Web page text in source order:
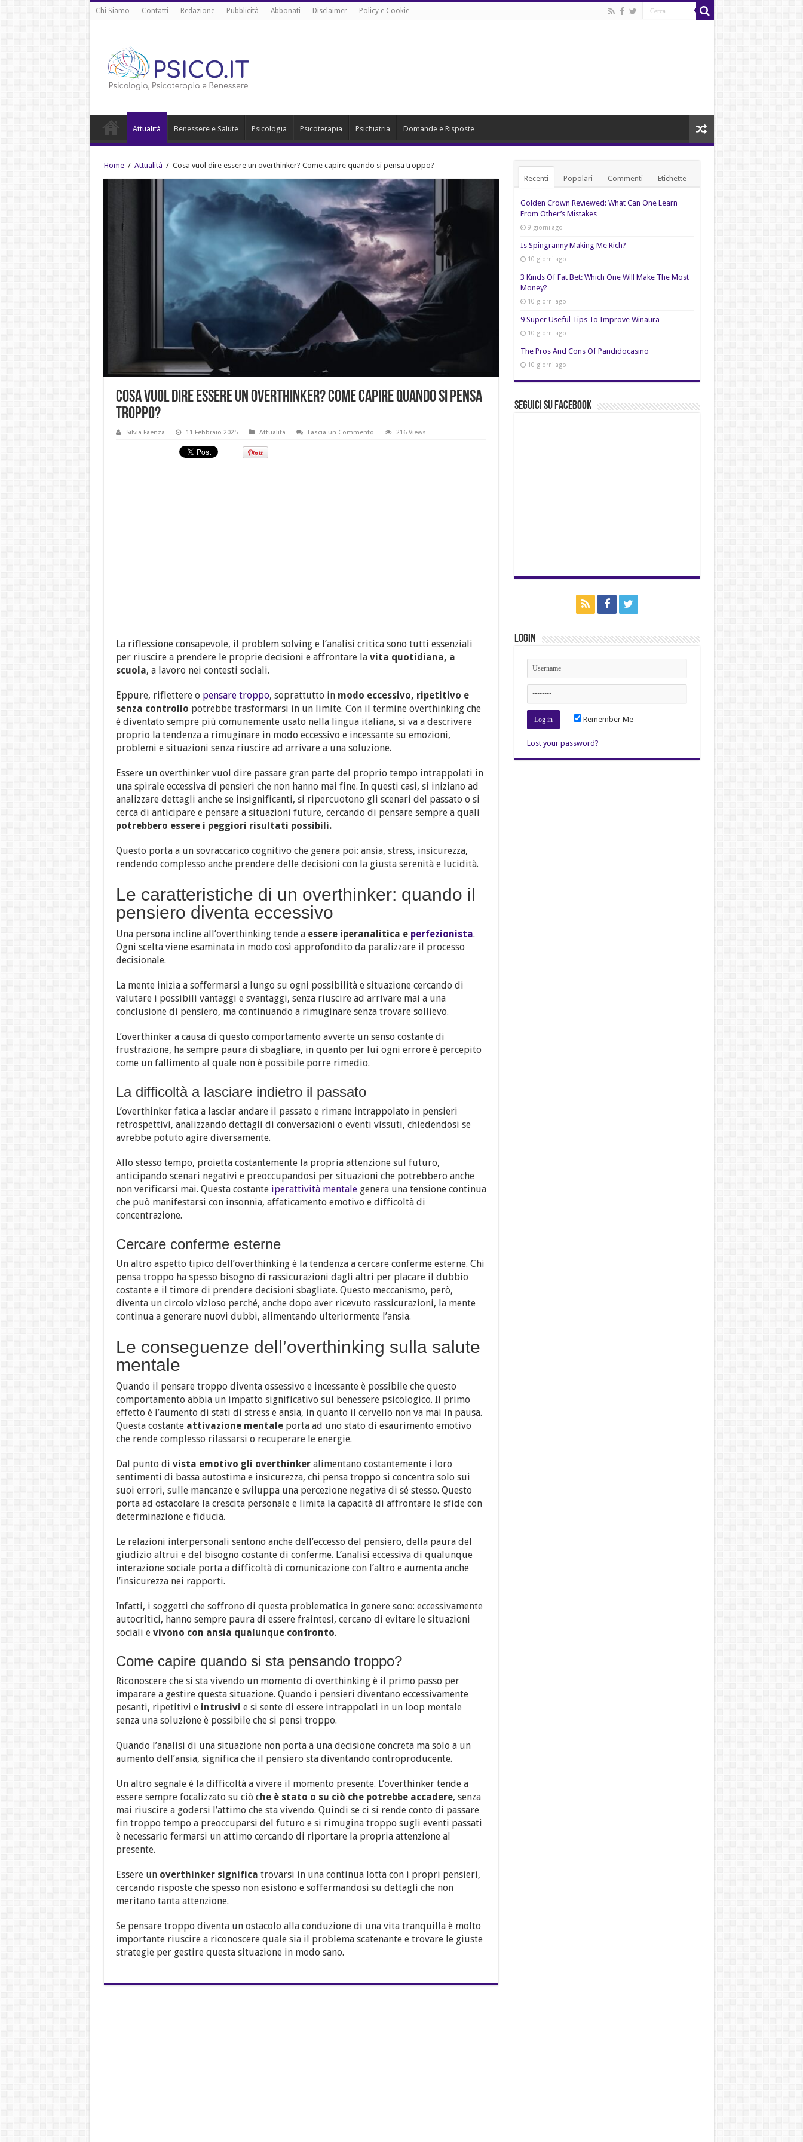
Chi Siamo Contatti Redazione Pubblicità Abbonati Disclaimer Policy e Cookie
Attualità Benessere e Salute Psicologia Psicoterapia Psichiatria Domande e Risposte
Home / Attualità / Cosa vuol dire essere un overthinker? Come capire quando si pensa troppo?
Cosa vuol dire essere un overthinker? Come capire quando si pensa
troppo?
Silvia Faenza 11 Febbraio 2025 Attualità Lascia un Commento 216 Views
La riflessione consapevole, il problem solving e l’analisi critica sono tutti essenziali
per riuscire a prendere le proprie decisioni e affrontare la vita quotidiana, a
scuola, a lavoro nei contesti sociali.
Eppure, riflettere o pensare troppo, soprattutto in modo eccessivo, ripetitivo e
senza controllo potrebbe trasformarsi in un limite. Con il termine overthinking che
è diventato sempre più comunemente usato nella lingua italiana, si va a descrivere
proprio la tendenza a rimuginare in modo eccessivo e incessante su emozioni,
problemi e situazioni senza riuscire ad arrivare a una soluzione.
Essere un overthinker vuol dire passare gran parte del proprio tempo intrappolati in
una spirale eccessiva di pensieri che non hanno mai fine. In questi casi, si iniziano ad
analizzare dettagli anche se insignificanti, si ripercuotono gli scenari del passato o si
cerca di anticipare e pensare a situazioni future, cercando di pensare sempre a quali
potrebbero essere i peggiori risultati possibili.
Questo porta a un sovraccarico cognitivo che genera poi: ansia, stress, insicurezza,
rendendo complesso anche prendere delle decisioni con la giusta serenità e lucidità.
Le caratteristiche di un overthinker: quando il
pensiero diventa eccessivo
Una persona incline all’overthinking tende a essere iperanalitica e perfezionista.
Ogni scelta viene esaminata in modo così approfondito da paralizzare il processo
decisionale.
La mente inizia a soffermarsi a lungo su ogni possibilità e situazione cercando di
valutare i possibili vantaggi e svantaggi, senza riuscire ad arrivare mai a una
conclusione di pensiero, ma continuando a rimuginare senza trovare sollievo.
L’overthinker a causa di questo comportamento avverte un senso costante di
frustrazione, ha sempre paura di sbagliare, in quanto per lui ogni errore è percepito
come un fallimento al quale non è possibile porre rimedio.
La difficoltà a lasciare indietro il passato
L’overthinker fatica a lasciar andare il passato e rimane intrappolato in pensieri
retrospettivi, analizzando dettagli di conversazioni o eventi vissuti, chiedendosi se
avrebbe potuto agire diversamente.
Allo stesso tempo, proietta costantemente la propria attenzione sul futuro,
anticipando scenari negativi e preoccupandosi per situazioni che potrebbero anche
non verificarsi mai. Questa costante iperattività mentalegenera una tensione continua
che può manifestarsi con insonnia, affaticamento emotivo e difficoltà di
concentrazione.
Cercare conferme esterne
Un altro aspetto tipico dell’overthinking è la tendenza a cercare conferme esterne. Chi
pensa troppo ha spesso bisogno di rassicurazioni dagli altri per placare il dubbio
costante e il timore di prendere decisioni sbagliate. Questo meccanismo, però,
diventa un circolo vizioso perché, anche dopo aver ricevuto rassicurazioni, la mente
continua a generare nuovi dubbi, alimentando ulteriormente l’ansia.
Le conseguenze dell’overthinking sulla salute
mentale
Quando il pensare troppo diventa ossessivo e incessante è possibile che questo
comportamento abbia un impatto significativo sul benessere psicologico. Il primo
effetto è l’aumento di stati di stress e ansia, in quanto il cervello non va mai in pausa.
Questa costanteattivazione mentaleporta ad uno stato di esaurimento emotivo
che rende complesso rilassarsi o recuperare le energie.
Dal punto di vista emotivo gli overthinkeralimentano costantemente i loro
sentimenti di bassa autostima e insicurezza, chi pensa troppo si concentra solo sui
suoi errori, sulle mancanze e sviluppa una percezione negativa di sé stesso. Questo
porta ad ostacolare la crescita personale e limita la capacità di affrontare le sfide con
determinazione e fiducia.
Le relazioni interpersonali sentono anche dell’eccesso del pensiero, della paura del
giudizio altrui e del bisogno costante di conferme. L’analisi eccessiva di qualunque
interazione sociale porta a difficoltà di comunicazione con l’altro e aumenta anche
l’insicurezza nei rapporti.
Infatti, i soggetti che soffrono di questa problematica in genere sono: eccessivamente
autocritici, hanno sempre paura di essere fraintesi, cercano di evitare le situazioni
sociali e vivono con ansia qualunque confronto.
Come capire quando si sta pensando troppo?
Riconoscere che si sta vivendo un momento di overthinking è il primo passo per
imparare a gestire questa situazione. Quando i pensieri diventano eccessivamente
pesanti, ripetitivi e intrusivi e si sente di essere intrappolati in un loop mentale
senza una soluzione è possibile che si pensi troppo.
Quando l’analisi di una situazione non porta a una decisione concreta ma solo a un
aumento dell’ansia, significa che il pensiero sta diventando controproducente.
Un altro segnale è la difficoltà a vivere il momento presente. L’overthinker tende a
essere sempre focalizzato su ciò che è stato o su ciò che potrebbe accadere, senza
mai riuscire a godersi l’attimo che sta vivendo. Quindi se ci si rende conto di passare
fin troppo tempo a preoccuparsi del futuro e si rimugina troppo sugli eventi passati
è necessario fermarsi un attimo cercando di riportare la propria attenzione al
presente.
Essere un overthinker significa trovarsi in una continua lotta con i propri pensieri,
cercando risposte che spesso non esistono e soffermandosi su dettagli che non
meritano tanta attenzione.
Se pensare troppo diventa un ostacolo alla conduzione di una vita tranquilla è molto
importante riuscire a riconoscere quale sia il problema scatenante e trovare le giuste
strategie per gestire questa situazione in modo sano.
Recenti Popolari Commenti Etichette
Golden Crown Reviewed: What Can One Learn
From Other’s Mistakes
9 giorni ago
Is Spingranny Making Me Rich?
10 giorni ago
3 Kinds Of Fat Bet: Which One Will Make The Most
Money?
10 giorni ago
9 Super Useful Tips To Improve Winaura
10 giorni ago
The Pros And Cons Of Pandidocasino
10 giorni ago
Seguici su Facebook
Login
Remember Me
Lost your password?